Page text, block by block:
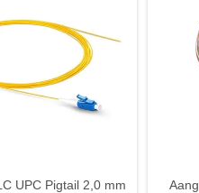
UPC Pigtail 2,0 mm